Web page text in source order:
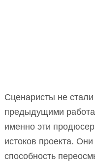
Сценаристы не
предыдущими
именно эти
истоков проекта.
способность